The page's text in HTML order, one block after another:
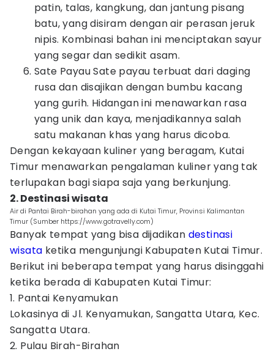
patin, talas, kangkung, dan jantung pisang
batu, yang disiram dengan air perasan jeruk
nipis. Kombinasi bahan ini menciptakan sayur
yang segar dan sedikit asam.
Sate Payau Sate payau terbuat dari daging
rusa dan disajikan dengan bumbu kacang
yang gurih. Hidangan ini menawarkan rasa
yang unik dan kaya, menjadikannya salah
satu makanan khas yang harus dicoba.
Dengan kekayaan kuliner yang beragam, Kutai
Timur menawarkan pengalaman kuliner yang tak
terlupakan bagi siapa saja yang berkunjung.
2. Destinasi wisata
Air di Pantai Birah-birahan yang ada di Kutai Timur, Provinsi Kalimantan
Timur (Sumber https://www.gotravelly.com)
Banyak tempat yang bisa dijadikan destinasi
wisata ketika mengunjungi Kabupaten Kutai Timur.
Berikut ini beberapa tempat yang harus disinggahi
ketika berada di Kabupaten Kutai Timur:
1. Pantai Kenyamukan
Lokasinya di Jl. Kenyamukan, Sangatta Utara, Kec.
Sangatta Utara.
2. Pulau Birah-Birahan